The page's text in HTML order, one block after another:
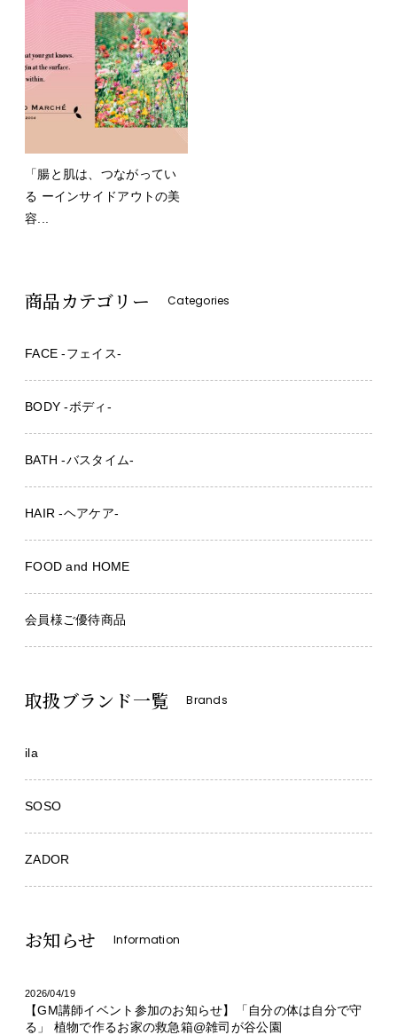
「腸と肌は、つながってい
る ーインサイドアウトの美
容...
商品カテゴリー Categories
FACE -フェイス-
BODY -ボディ-
BATH -バスタイム-
HAIR -ヘアケア-
FOOD and HOME
会員様ご優待商品
取扱ブランド一覧 Brands
ila
SOSO
ZADOR
お知らせ Information
2026/04/19
【GM講師イベント参加のお知らせ】「自分の体は自分で守
る」 植物で作るお家の救急箱@雑司が谷公園